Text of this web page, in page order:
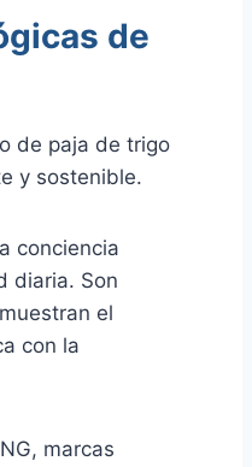
de
de paja de trigo
y sostenible.
conciencia
diaria. Son
el
con la
marcas